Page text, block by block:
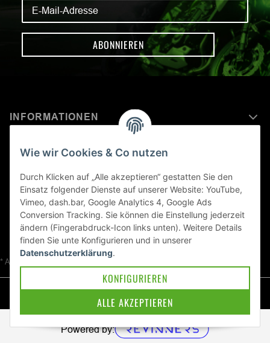
ABONNIEREN
INFORMATIONEN
MEHR ERFAHREN ÜBER
KAWASAKI WELT
Blog
* Alle Preise inkl. gesetzlicher USt., zzgl.
Powered by:
Wie wir Cookies & Co nutzen
Durch Klicken auf „Alle akzeptieren“ gestatten Sie den
Einsatz folgender Dienste auf unserer Website: YouTube,
Vimeo, dash.bar, Google Analytics 4, Google Ads
Conversion Tracking. Sie können die Einstellung jederzeit
ändern (Fingerabdruck-Icon links unten). Weitere Details
finden Sie unte Konfigurieren und in unserer
Datenschutzerklärung.
ALLE AKZEPTIEREN
KONFIGURIEREN